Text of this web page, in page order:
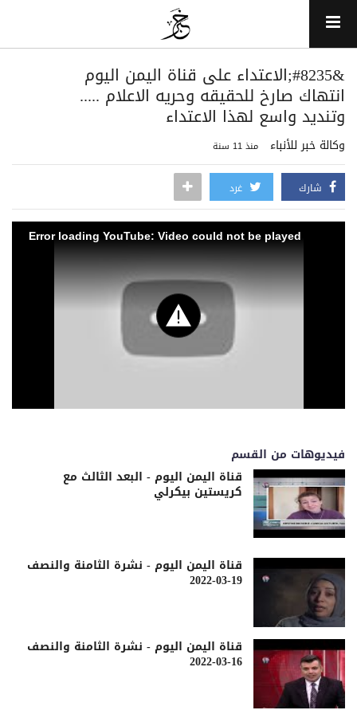
&#8235;الاعتداء على قناة اليمن اليوم
انتهاك صارخ للحقيقه وحريه الاعلام .....
وتنديد واسع لهذا الاعتداء
وكالة خبر للأنباء منذ 11 سنة
شارك غرد
Error loading YouTube: Video could not be played
فيديوهات من القسم
قناة اليمن اليوم - البعد الثالث مع
كريستين بيكرلي
قناة اليمن اليوم - نشرة الثامنة والنصف
19-03-2022
قناة اليمن اليوم - نشرة الثامنة والنصف
16-03-2022